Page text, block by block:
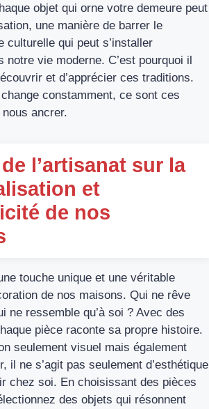
objet qui orne votre demeure peut
une manière de barrer le
culturelle qui peut s’installer
notre vie moderne. C’est pourquoi il
et d’apprécier ces traditions.
constamment, ce sont ces
ancrer.
l’artisanat sur la
et
de nos
touche unique et une véritable
de nos maisons. Qui ne rêve
ne ressemble qu’à soi ? Avec des
pièce raconte sa propre histoire.
seulement visuel mais également
il ne s’agit pas seulement d’esthétique
chez soi. En choisissant des pièces
des objets qui résonnent